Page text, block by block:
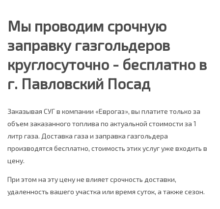
Мы проводим срочную
заправку газгольдеров
круглосуточно - бесплатно в
г. Павловский Посад
Заказывая СУГ в компании «Еврогаз», вы платите только за
объем заказанного топлива по актуальной стоимости за 1
литр газа. Доставка газа и заправка газгольдера
производятся бесплатно, стоимость этих услуг уже входить в
цену.
При этом на эту цену не влияет срочность доставки,
удаленность вашего участка или время суток, а также сезон.